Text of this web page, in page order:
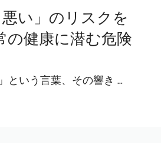
悪い」のリスクを
の健康に潜む危険
という言葉、その響き ...